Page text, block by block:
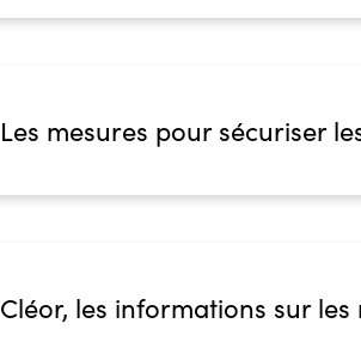
Les mesures pour sécuriser
Cléor, les informations sur les